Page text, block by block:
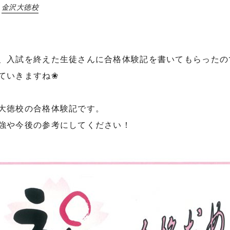
金沢大徳校
入試を終えた生徒さんに合格体験記を書いてもらったの
いきますね❀
徳校の合格体験記です。
や今後の参考にしてください！